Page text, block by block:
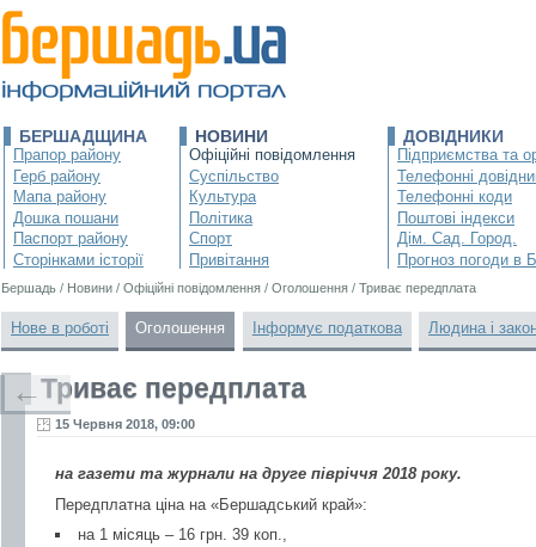
БЕРШАДЩИНА
Прапор району
Герб району
Мапа району
Дошка пошани
Паспорт району
Сторінками історії
НОВИНИ
Офіційні повідомлення
Суспільство
Культура
Політика
Спорт
Привітання
ДОВІДНИКИ
Підприємства та
Телефонні
Телефонні коди
Поштові індекси
Дім. Сад. Город.
Прогноз погоди в
Бершадь / Новини / Офіційні повідомлення / Оголошення / Триває передплата
Нове в роботі Оголошення Інформує податкова Людина і
Триває передплата
15 Червня 2018, 09:00
на газети та журнали на друге півріччя 2018 року.
Передплатна ціна на «Бершадський край»:
на 1 місяць – 16 грн. 39 коп.,
←